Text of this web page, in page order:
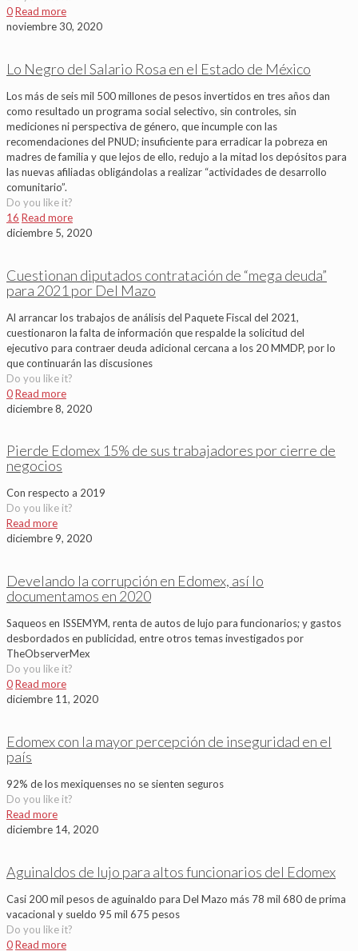
0Read more
noviembre 30, 2020
Lo Negro del Salario Rosa en el Estado de México
Los más de seis mil 500 millones de pesos invertidos en tres años dan
como resultado un programa social selectivo, sin controles, sin
mediciones ni perspectiva de género, que incumple con las
recomendaciones del PNUD; insuficiente para erradicar la pobreza en
madres de familia y que lejos de ello, redujo a la mitad los depósitos para
las nuevas afiliadas obligándolas a realizar “actividades de desarrollo
comunitario”.
Do you like it?
16 Read more
diciembre 5, 2020
Cuestionan diputados contratación de “mega deuda”
para 2021 por Del Mazo
Al arrancar los trabajos de análisis del Paquete Fiscal del 2021,
cuestionaron la falta de información que respalde la solicitud del
ejecutivo para contraer deuda adicional cercana a los 20 MMDP, por lo
que continuarán las discusiones
Do you like it?
0Read more
diciembre 8, 2020
Pierde Edomex 15% de sus trabajadores por cierre de
negocios
Con respecto a 2019
Do you like it?
Read more
diciembre 9, 2020
Develando la corrupción en Edomex, así lo
documentamos en 2020
Saqueos en ISSEMYM, renta de autos de lujo para funcionarios; y gastos
desbordados en publicidad, entre otros temas investigados por
TheObserverMex
Do you like it?
0Read more
diciembre 11, 2020
Edomex con la mayor percepción de inseguridad en el
país
92% de los mexiquenses no se sienten seguros
Do you like it?
Read more
diciembre 14, 2020
Aguinaldos de lujo para altos funcionarios del Edomex
Casi 200 mil pesos de aguinaldo para Del Mazo más 78 mil 680 de prima
vacacional y sueldo 95 mil 675 pesos
Do you like it?
0Read more